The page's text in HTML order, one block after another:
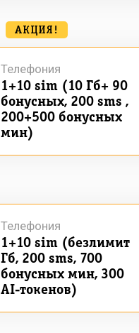
АКЦИЯ!
1+10 sim (10 Гб+ 90
бонусных, 200 sms ,
200+500 бонусных
мин)
Телефония
1+10 sim (безлимит
Гб, 200 sms, 700
бонусных мин, 300
AI-токенов)
Телефония